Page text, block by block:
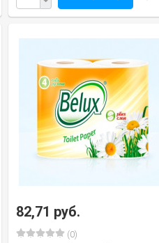
82,71 руб.
(0)